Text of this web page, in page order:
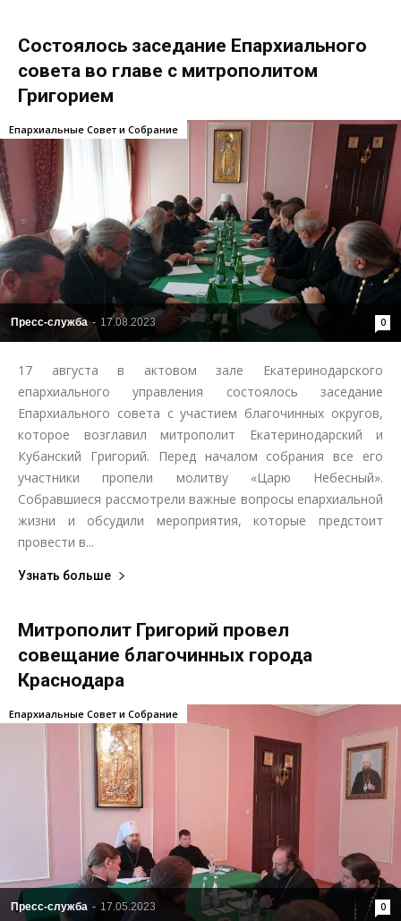
Состоялось заседание Епархиального
совета во главе с митрополитом
Григорием
Пресс-служба - 17.08.2023 0
Епархиальные Совет и Собрание
17 августа в актовом зале Екатеринодарского
епархиального управления состоялось заседание
Епархиального совета с участием благочинных округов,
которое возглавил митрополит Екатеринодарский и
Кубанский Григорий. Перед началом собрания все его
участники пропели молитву «Царю Небесный».
Собравшиеся рассмотрели важные вопросы епархиальной
жизни и обсудили мероприятия, которые предстоит
провести в...
Узнать больше
Митрополит Григорий провел
совещание благочинных города
Краснодара
Пресс-служба - 17.05.2023 0
Епархиальные Совет и Собрание